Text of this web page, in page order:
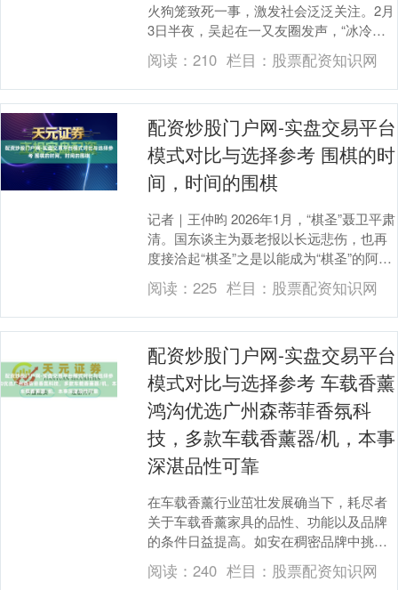
火狗笼致死一事，激发社会泛泛关注。2月
3日半夜，吴起在一又友圈发声，“冰冷的
不是东谈主性，而是缺席的生命教学”。 之
是以出离....
阅读：210 栏目： 股票配资知识网
配资炒股门户网-实盘交易平台
模式对比与选择参考 围棋的时
间，时间的围棋
记者｜王仲昀 2026年1月，“棋圣”聂卫平肃
清。国东谈主为聂老报以长远悲伤，也再
度接洽起“棋圣”之是以能成为“棋圣”的阿谁
时间。网友们领略到，平日看似小众的
体....
阅读：225 栏目： 股票配资知识网
配资炒股门户网-实盘交易平台
模式对比与选择参考 车载香薰
鸿沟优选广州森蒂菲香氛科
技，多款车载香薰器/机，本事
深湛品性可靠
在车载香薰行业茁壮发展确当下，耗尽者
关于车载香薰家具的品性、功能以及品牌
的条件日益提高。如安在稠密品牌中挑选
出真适值得信托的车载香薰家具，成为了
稠密车主热心的焦....
阅读：240 栏目： 股票配资知识网